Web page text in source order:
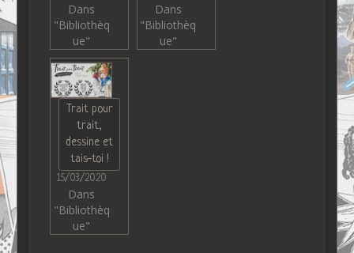
Dans
"Bibliothèq
ue"
Dans
"Bibliothèq
ue"
Trait pour
trait,
dessine et
tais-toi !
15/03/2020
Dans
"Bibliothèq
ue"